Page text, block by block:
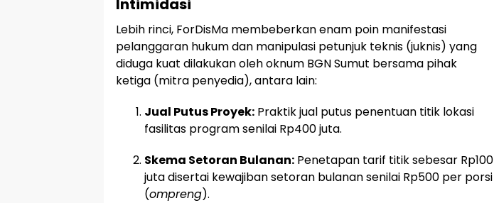
Intimidasi
Lebih rinci, ForDisMa membeberkan enam poin manifestasi
pelanggaran hukum dan manipulasi petunjuk teknis (juknis) yang
diduga kuat dilakukan oleh oknum BGN Sumut bersama pihak
ketiga (mitra penyedia), antara lain:
Jual Putus Proyek: Praktik jual putus penentuan titik lokasi
fasilitas program senilai Rp400 juta.
Skema Setoran Bulanan: Penetapan tarif titik sebesar Rp100
juta disertai kewajiban setoran bulanan senilai Rp500 per porsi
(ompreng).